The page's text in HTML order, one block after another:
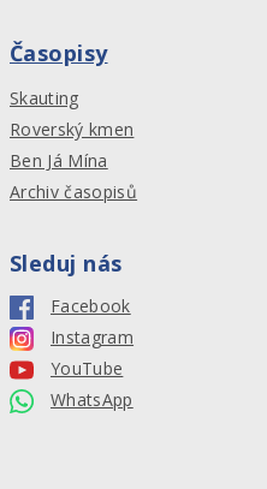
Časopisy
Skauting
Roverský kmen
Ben Já Mína
Archiv časopisů
Sleduj nás
Facebook
Instagram
YouTube
WhatsApp